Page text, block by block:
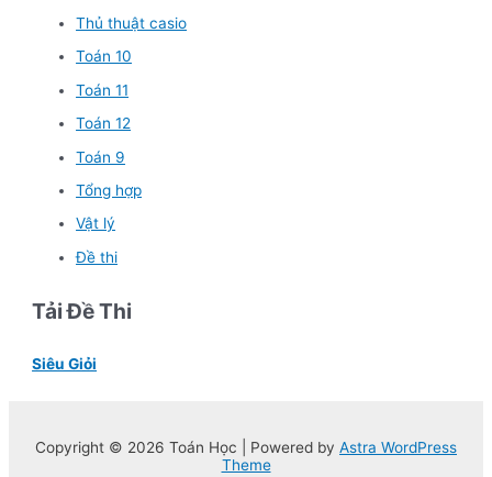
Thủ thuật casio
Toán 10
Toán 11
Toán 12
Toán 9
Tổng hợp
Vật lý
Đề thi
Tải Đề Thi
Siêu Giỏi
Copyright © 2026 Toán Học | Powered by Astra WordPress
Theme